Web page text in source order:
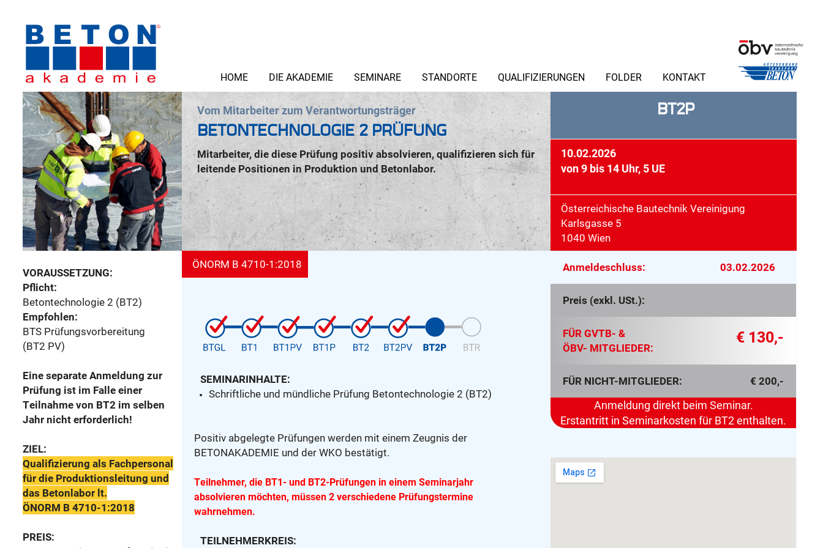
HOME DIE AKADEMIE SEMINARE STANDORTE QUALIFIZIERUNGEN FOLDER KONTAKT
VORAUSSETZUNG:
Pflicht:
Betontechnologie 2 (BT2)
Empfohlen:
BTS Prüfungsvorbereitung
(BT2 PV)
Eine separate Anmeldung zur
Prüfung ist im Falle einer
Teilnahme von BT2 im selben
Jahr nicht erforderlich!
ZIEL:
Qualifizierung als Fachpersonal
für die Produktionsleitung und
das Betonlabor lt.
ÖNORM B 4710-1:2018
PREIS:
Vom Mitarbeiter zum Verantwortungsträger
BETONTECHNOLOGIE 2 PRÜFUNG
Mitarbeiter, die diese Prüfung positiv absolvieren, qualifizieren sich für
leitende Positionen in Produktion und Betonlabor.
BT2P
10.02.2026
von 9 bis 14 Uhr, 5 UE
Österreichische Bautechnik Vereinigung
Karlsgasse 5
1040 Wien
ÖNORM B 4710-1:2018
SEMINARINHALTE:
Schriftliche und mündliche Prüfung Betontechnologie 2 (BT2)
Positiv abgelegte Prüfungen werden mit einem Zeugnis der
BETONAKADEMIE und der WKO bestätigt.
Teilnehmer, die BT1- und BT2-Prüfungen in einem Seminarjahr
absolvieren möchten, müssen 2 verschiedene Prüfungstermine
wahrnehmen.
TEILNEHMERKREIS:
Anmeldeschluss: 03.02.2026
Preis (exkl. USt.):
FÜR GVTB- &
ÖBV- MITGLIEDER:
€ 130,-
FÜR NICHT-MITGLIEDER: € 200,-
Anmeldung direkt beim Seminar.
Erstantritt in Seminarkosten für BT2 enthalten.